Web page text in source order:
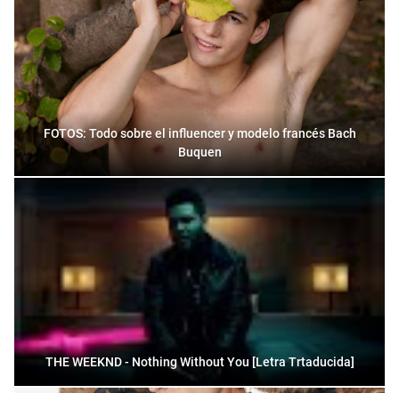
FOTOS: Todo sobre el influencer y modelo francés Bach
Buquen
THE WEEKND - Nothing Without You [Letra Trtaducida]